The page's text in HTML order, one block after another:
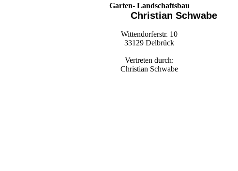
Garten- Landschaftsbau
Christian Schwabe
Wittendorferstr. 10
33129 Delbrück
Vertreten durch:
Christian Schwabe